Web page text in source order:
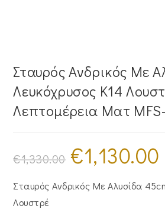
Σταυρός Ανδρικός Με
Λευκόχρυσος Κ14
Λεπτομέρεια Ματ
€1,330.00
Original
price
was:
€1,130.00
Σταυρός Ανδρικός Με Αλυσίδα
Λουστρέ